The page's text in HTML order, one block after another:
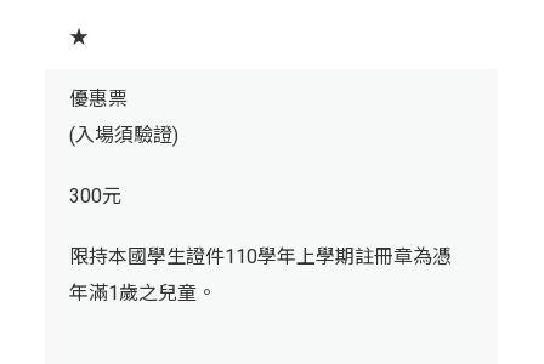
★
優惠票
(入場須驗證)
300元
限持本國學生證件110學年上學期註冊章為憑
年滿1歲之兒童。